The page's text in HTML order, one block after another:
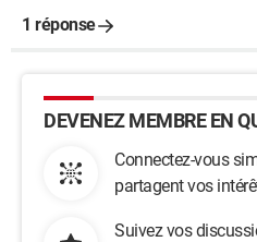
1 réponse
DEVENEZ MEMBRE EN
Connectez-vous
partagent vos
Suivez vos